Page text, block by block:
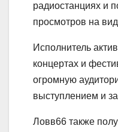
радиостанциях и
просмотров на
Исполнитель
концертах и
огромную
выступлением и
Ловв66 также